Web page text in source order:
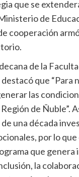
que se
de
cooperación
de la
que
las
de
una década
por lo
que genera
la